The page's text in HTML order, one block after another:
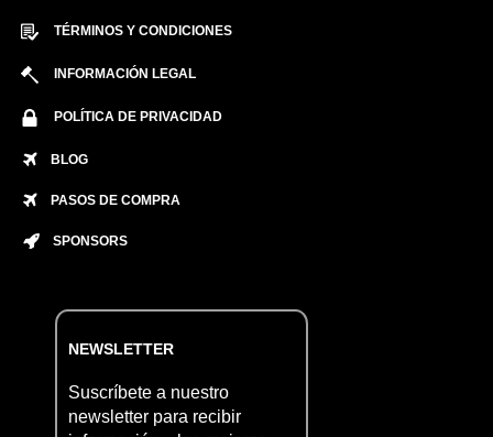
TÉRMINOS Y CONDICIONES
INFORMACIÓN LEGAL
POLÍTICA DE PRIVACIDAD
BLOG
PASOS DE COMPRA
SPONSORS
NEWSLETTER
Suscríbete a nuestro
newsletter para recibir